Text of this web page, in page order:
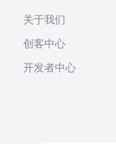
关于我们
创客中心
开发者中心